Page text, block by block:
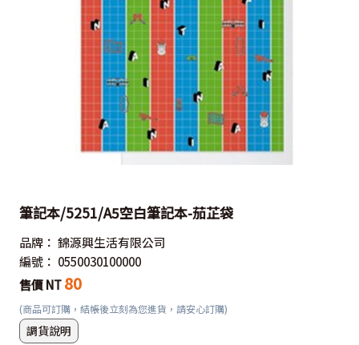
筆記本/5251/A5空白筆記本-茄芷袋
品牌： 錦源興生活有限公司
編號： 0550030100000
售價 NT 80
(商品可訂購，結帳後立刻為您進貨，請安心訂購)
調貨說明